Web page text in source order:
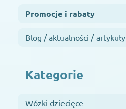
Promocje i rabaty
Blog / aktualności / artykuły
Kategorie
Wózki dziecięce